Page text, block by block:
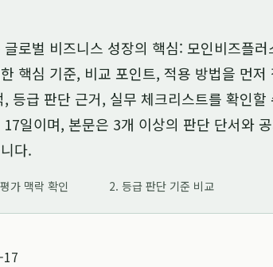
글로벌 비즈니스 성장의 핵심: 모인비즈플
핵심 기준, 비교 포인트, 적용 방법을 먼
, 등급 판단 근거, 실무 체크리스트를 확인
일이며, 본문은 3개 이상의 판단 단서와
다.
가 맥락 확인 2. 등급 판단 기준 비교
17